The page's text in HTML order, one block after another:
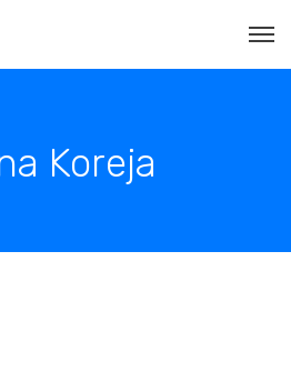
Koreja